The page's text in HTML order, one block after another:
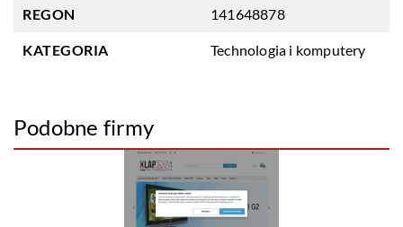
REGON 141648878
KATEGORIA Technologia i komputery
Podobne firmy